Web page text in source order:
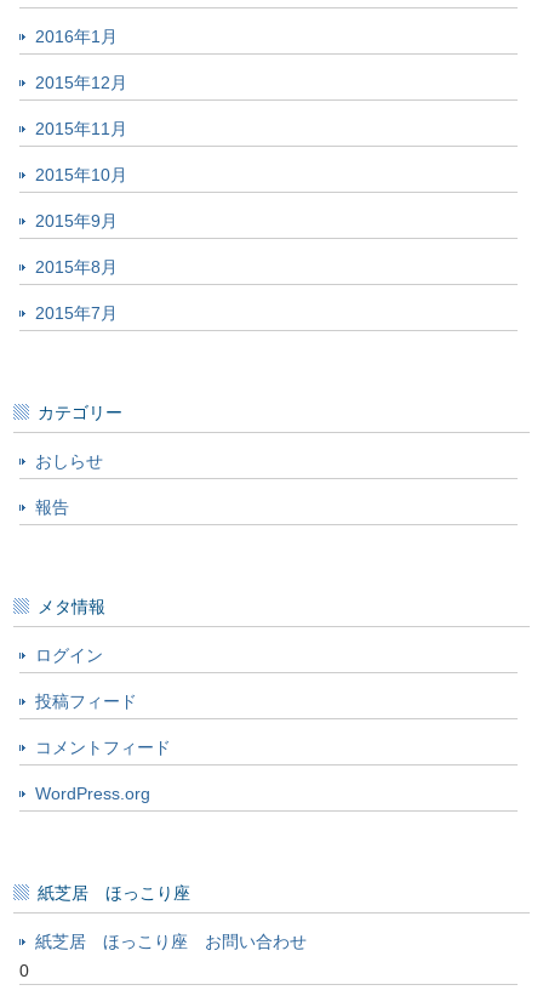
2016年1月
2015年12月
2015年11月
2015年10月
2015年9月
2015年8月
2015年7月
カテゴリー
おしらせ
報告
メタ情報
ログイン
投稿フィード
コメントフィード
WordPress.org
紙芝居 ほっこり座
紙芝居 ほっこり座 お問い合わせ
0